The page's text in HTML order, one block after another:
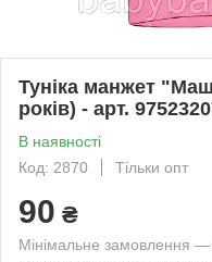
Туніка манжет
років) - арт.
В наявності
Код: 2870
Тільки опт
90 ₴
Мінімальне замовлення —